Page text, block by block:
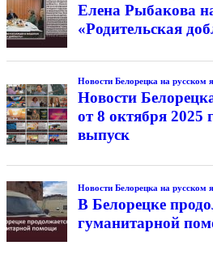
Елена Рыбакова
«Родительская
Новости Белорецка на русском
Новости
от 8 октября
выпуск
Новости Белорецка на русском
В Белорецке
гуманитарной